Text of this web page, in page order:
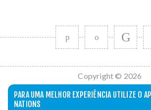
PARA UMA MELHOR EXPERIÊNCIA UTILIZE O
NATIONS
Copyright © 2026
All Nations. Todos
os direitos